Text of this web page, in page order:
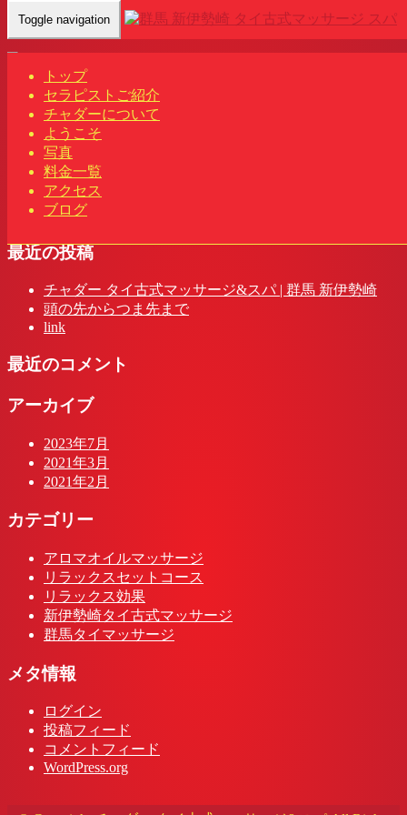
Toggle navigation
トップ
セラピストご紹介
チャダーについて
ようこそ
写真
料金一覧
アクセス
ブログ
Home- リサ(…
リサ(Lisa)群馬 新伊勢崎駅 タイ古式マッサージ&スパ | チャ
ダー
最近の投稿
チャダー タイ古式マッサージ&スパ | 群馬 新伊勢崎
頭の先からつま先まで
link
最近のコメント
アーカイブ
2023年7月
2021年3月
2021年2月
カテゴリー
アロマオイルマッサージ
リラックスセットコース
リラックス効果
新伊勢崎タイ古式マッサージ
群馬タイマッサージ
メタ情報
ログイン
投稿フィード
コメントフィード
WordPress.org